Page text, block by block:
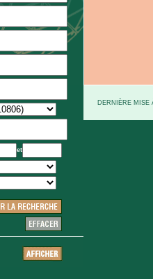
et
DERNIÈRE MISE